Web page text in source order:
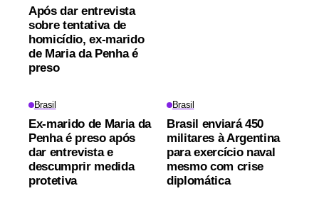
Após dar entrevista
sobre tentativa de
homicídio, ex-marido
de Maria da Penha é
preso
Brasil
Ex-marido de Maria da
Penha é preso após
dar entrevista e
descumprir medida
protetiva
Brasil
Brasil enviará 450
militares à Argentina
para exercício naval
mesmo com crise
diplomática